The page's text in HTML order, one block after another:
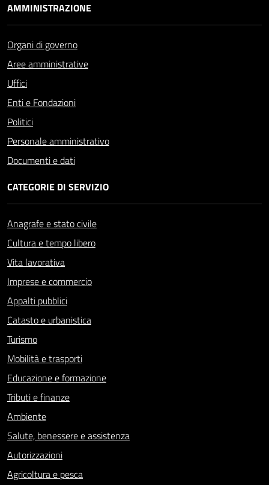
AMMINISTRAZIONE
Organi di governo
Aree amministrative
Uffici
Enti e Fondazioni
Politici
Personale amministrativo
Documenti e dati
CATEGORIE DI SERVIZIO
Anagrafe e stato civile
Cultura e tempo libero
Vita lavorativa
Imprese e commercio
Appalti pubblici
Catasto e urbanistica
Turismo
Mobilità e trasporti
Educazione e formazione
Tributi e finanze
Ambiente
Salute, benessere e assistenza
Autorizzazioni
Agricoltura e pesca